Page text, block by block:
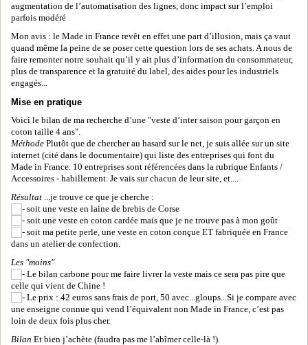
augmentation de l’automatisation des lignes, donc impact sur l’emploi
parfois modéré
Mon avis : le Made in France revêt en effet une part d’illusion, mais ça vaut
quand même la peine de se poser cette question lors de ses achats. A nous de
faire remonter notre souhait qu’il y ait plus d’information du consommateur,
plus de transparence et la gratuité du label, des aides pour les industriels
engagés...
Mise en pratique
Voici le bilan de ma recherche d’une "veste d’inter saison pour garçon en
coton taille 4 ans".
Méthode Plutôt que de chercher au hasard sur le net, je suis allée sur un site
internet (cité dans le documentaire) qui liste des entreprises qui font du
Made in France. 10 entreprises sont référencées dans la rubrique Enfants /
Accessoires - habillement. Je vais sur chacun de leur site, et....
Résultat ...je trouve ce que je cherche :
soit une veste en laine de brebis de Corse
soit une veste en coton cardée mais que je ne trouve pas à mon goût
soit ma petite perle, une veste en coton conçue ET fabriquée en France
dans un atelier de confection.
Les "moins"
Le bilan carbone pour me faire livrer la veste mais ce sera pas pire que
celle qui vient de Chine !
Le prix : 42 euros sans frais de port, 50 avec...gloups...Si je compare avec
une enseigne connue qui vend l’équivalent non Made in France, c’est pas
loin de deux fois plus cher.
Bilan Et bien j’achète (faudra pas me l’abîmer celle-là !).